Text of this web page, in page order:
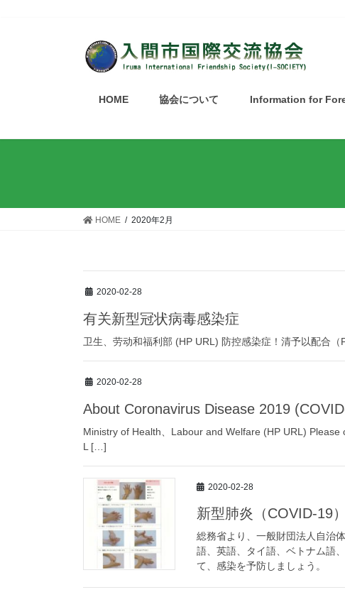
HOME 協会について Information for
HOME 2020年2月
2020-02-28
有关新型冠状病毒感染症
卫生、劳动和福利部 (HP URL) 防控感染症！清予以配合
2020-02-28
About Coronavirus Disease 2019
Ministry of Health、Labour and Welfare (HP URL)
L […]
2020-02-28
新型肺炎（COVID-19）
総務省より、一般財団法人自治
語、英語、タイ語、ベトナム語
て、感染を予防しましょう。